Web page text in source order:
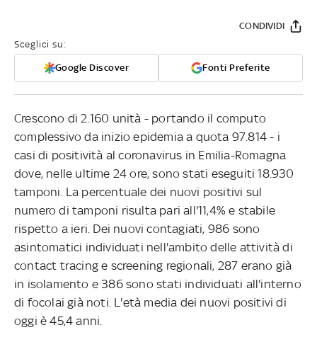
Sceglici su:
Google Discover Fonti Preferite
CONDIVIDI
Crescono di 2.160 unità - portando il computo
complessivo da inizio epidemia a quota 97.814 - i
casi di positività al coronavirus in Emilia-Romagna
dove, nelle ultime 24 ore, sono stati eseguiti 18.930
tamponi. La percentuale dei nuovi positivi sul
numero di tamponi risulta pari all'11,4% e stabile
rispetto a ieri. Dei nuovi contagiati, 986 sono
asintomatici individuati nell'ambito delle attività di
contact tracing e screening regionali, 287 erano già
in isolamento e 386 sono stati individuati all'interno
di focolai già noti. L'età media dei nuovi positivi di
oggi è 45,4 anni.